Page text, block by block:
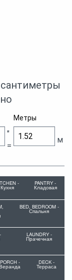
Метры
"
=
м
-
Кухня
PANTRY -
Кладовая
BED, BEDROOM -
Спальня
LAUNDRY -
Прачечная
PORCH - DECK -
Терраса